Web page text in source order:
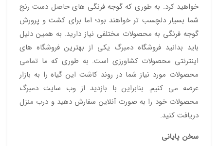
خواهید کرد. به طوری که گوجه فرنگی های حاصل دست رنج
شما بسیار دلچسب تر خواهند بود؛ اما برای کشت و پرورش
گوجه فرنگی به محصولات مختلفی نیاز دارید. به همین دلیل
باید بدانید فروشگاه دمبرگ یکی از بهترین فروشگاه های
اینترنتی محصولات کشاورزی است. به طوری که ما تمامی
محصولات مورد نیاز شما در روند کاشت این گیاه را به بازار
عرضه می کنیم. بنابراین با بازدید از وب سایت دمبرگ
محصولات خود را به صورت آنلاین سفارش دهید و درب منزل
دریافت کنید.
سخن پایانی